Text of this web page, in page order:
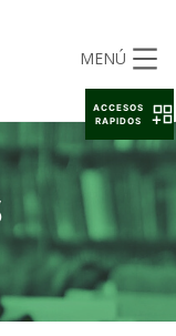
MENÚ
ACCESOS
RAPIDOS